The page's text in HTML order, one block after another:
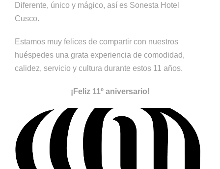
Diferente, único y mágico, así es Sonesta Hotel
Cusco.
Estamos muy felices de compartir con nuestros
huéspedes una grata experiencia de comodidad,
calidez, servicio y cultura durante estos 11 años.
¡Feliz 11º aniversario!